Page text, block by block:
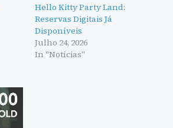
Hello Kitty Party Land:
Reservas Digitais Já
Disponíveis
Julho 24, 2026
In "Notícias"